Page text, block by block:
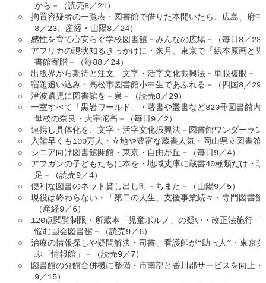
から－（読売8／21）
○　拘置容疑者の一覧表・図書館で借りた本開いたら、広島、府
8／23、産経・山陽8／24）
○　感性を育て心安らぐ学校図書館－みんなの広場－（毎日8／23
○　アフリカの現状知るきっかけに・来月、東京で「絵本原画と
書館寄贈－（毎88／24）
○　出版界から期待と注文、文字・活字文化振興法－単眼複眼－
○　宿題追い込み・高松市図書館小中生であふれる－（四国8／29
○　津波遺児に図書館を－泉－（読売8／29）
○　一室すべて「黒岩ワールド」・著書や叢書など820冊図書館内
母校の奈良・大宇陀高－（毎日9／2）
○　連携し具体化を、文字・活字文化振興法－図書館ワンダーラ
○　入館早くも100万人・立地や豊富な蔵書人気・岡山県立図書館
○　シニア向け図書館開館・東京・自由が丘－（毎日9／4）
○　アフガンの子どもたちに本を・地域丈庫に蔵書40種類だけ・
足－（読売9／4）
○　便利な図書のネット貸し出し町－ちまた－（山陽9／5）
○　現役は終わらない・「第二の人生」支援事業続々・専門図書
（産経9／6）
○　120点閲覧制限・所蔵本「児童ポルノ」の疑い・改正法施行「
悩む国会図書館－（読売9／6）
○　治療の情報探しや疑問解決・司書、看護師が“助っ人”・東京
ぶ「情報館」－（読売9／7）
○　図書館の分館合併機に整備・市南部と香川郡サービスを向上
9／15）